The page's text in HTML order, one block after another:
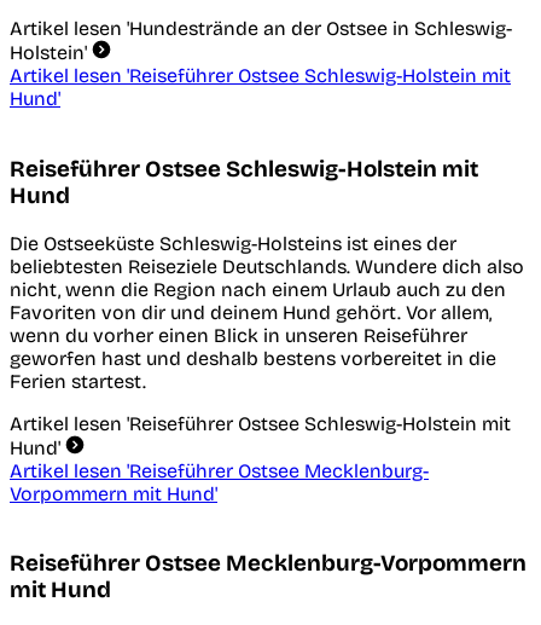
Artikel lesen 'Hundestrände an der Ostsee in Schleswig-
Holstein'
Artikel lesen 'Reiseführer Ostsee Schleswig-Holstein mit
Hund'
Reiseführer Ostsee Schleswig-Holstein mit
Hund
Die Ostseeküste Schleswig-Holsteins ist eines der
beliebtesten Reiseziele Deutschlands. Wundere dich also
nicht, wenn die Region nach einem Urlaub auch zu den
Favoriten von dir und deinem Hund gehört. Vor allem,
wenn du vorher einen Blick in unseren Reiseführer
geworfen hast und deshalb bestens vorbereitet in die
Ferien startest.
Artikel lesen 'Reiseführer Ostsee Schleswig-Holstein mit
Hund'
Artikel lesen 'Reiseführer Ostsee Mecklenburg-
Vorpommern mit Hund'
Reiseführer Ostsee Mecklenburg-Vorpommern
mit Hund